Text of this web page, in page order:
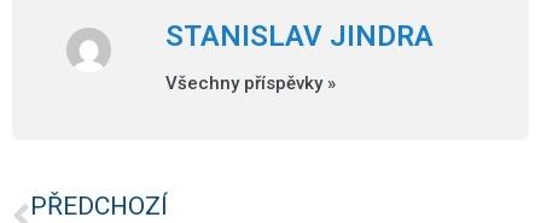
STANISLAV JINDRA
Všechny příspěvky »
PŘEDCHOZÍ